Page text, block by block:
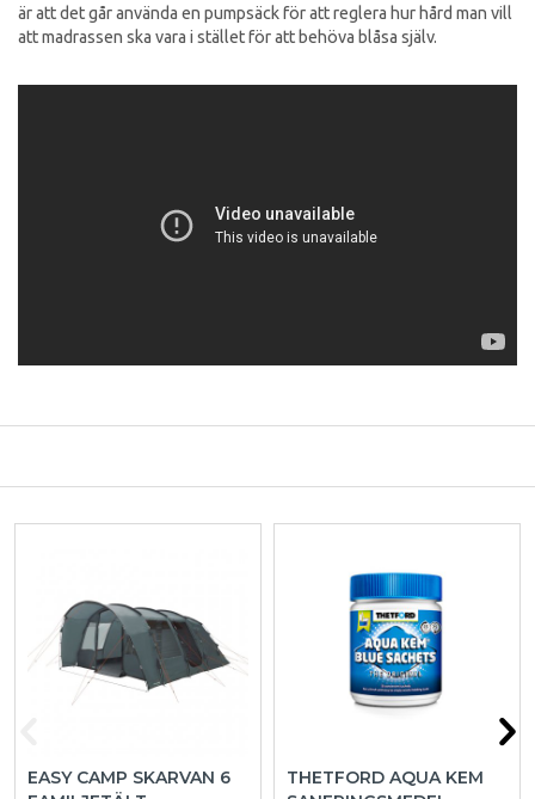
är att det går använda en pumpsäck för att reglera hur hård man vill
att madrassen ska vara i stället för att behöva blåsa själv.
EASY CAMP SKARVAN 6
THETFORD AQUA KEM